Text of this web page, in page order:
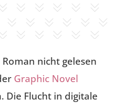
nicht gelesen
Graphic Novel
Die Flucht in digitale